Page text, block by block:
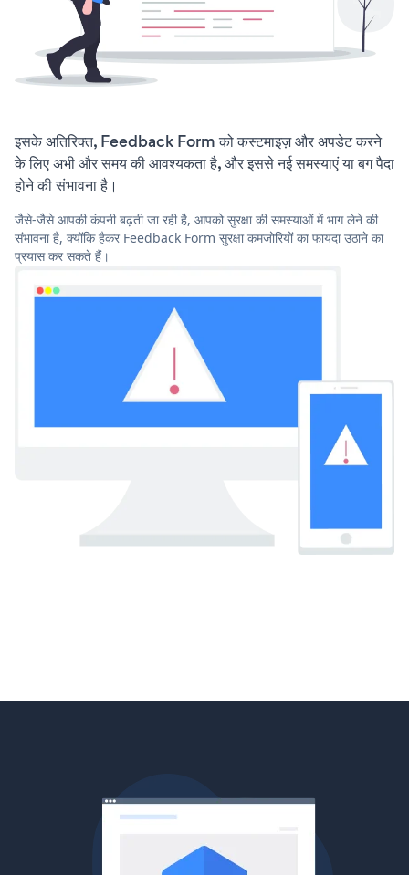
इसके अतिरिक्त, Feedback Form को कस्टमाइज़ और अपडेट करने
के लिए अभी और समय की आवश्यकता है, और इससे नई समस्याएं या बग पैदा
होने की संभावना है।
जैसे-जैसे आपकी कंपनी बढ़ती जा रही है, आपको सुरक्षा की समस्याओं में भाग लेने की
संभावना है, क्योंकि हैकर Feedback Form सुरक्षा कमजोरियों का फायदा उठाने का
प्रयास कर सकते हैं।